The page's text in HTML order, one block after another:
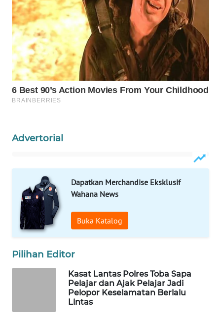
Advertorial
Dapatkan Merchandise Eksklusif
Wahana News
Buka Katalog
Pilihan Editor
Kasat Lantas Polres Toba Sapa
Pelajar dan Ajak Pelajar Jadi
Pelopor Keselamatan Berlalu
Lintas
KONSUMEN
LISTRIK
MASYARAKAT
KELISTRIKAN
WALINKI
ID
NET
PLN
WATCH
MKLI
LPKKI
KOPEKLIN